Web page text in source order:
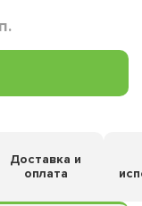
Доставка и
оплата